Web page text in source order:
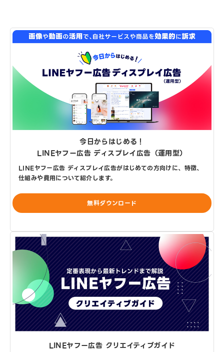
今日からはじめる！
LINEヤフー広告 ディスプレイ広告（運用型）
LINEヤフー広告 ディスプレイ広告がはじめての方向けに、特徴、
仕組みや費用について紹介します。
無料ダウンロード
LINEヤフー広告 クリエイティブガイド